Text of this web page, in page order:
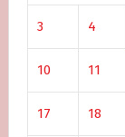
3 4
10 11
17 18